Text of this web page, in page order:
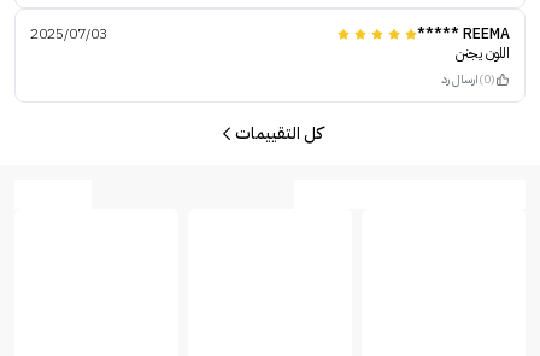
REEMA *****
2025/07/03
اللون يجنن
(0) ارسال رد
كل التقييمات